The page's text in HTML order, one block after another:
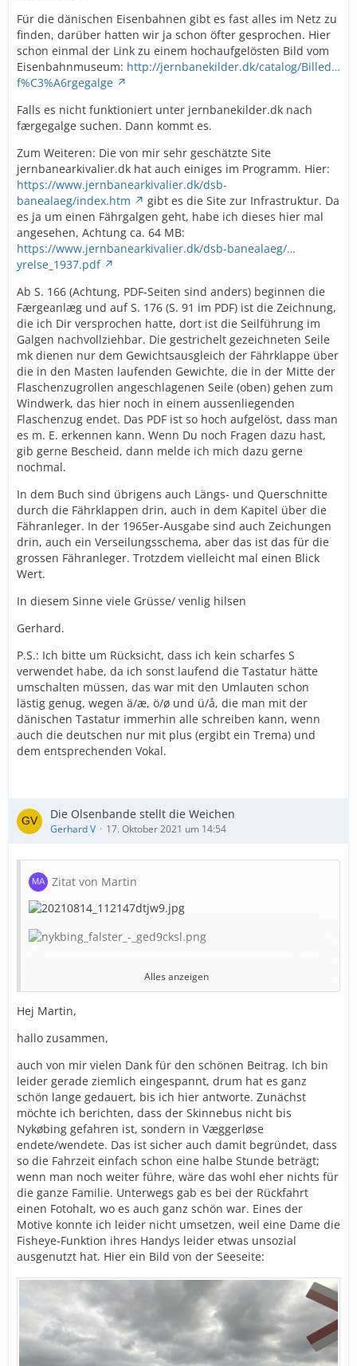
Für die dänischen Eisenbahnen gibt es fast alles im Netz zu
finden, darüber hatten wir ja schon öfter gesprochen. Hier
schon einmal der Link zu einem hochaufgelösten Bild vom
Eisenbahnmuseum: http://jernbanekilder.dk/catalog/Billed…
f%C3%A6rgegalge
Falls es nicht funktioniert unter jernbanekilder.dk nach
færgegalge suchen. Dann kommt es.
Zum Weiteren: Die von mir sehr geschätzte Site
jernbanearkivalier.dk hat auch einiges im Programm. Hier:
https://www.jernbanearkivalier.dk/dsb-
banealaeg/index.htm
gibt es die Site zur Infrastruktur. Da
es ja um einen Fährgalgen geht, habe ich dieses hier mal
angesehen, Achtung ca. 64 MB:
https://www.jernbanearkivalier.dk/dsb-banealaeg/…
yrelse_1937.pdf
Ab S. 166 (Achtung, PDF-Seiten sind anders) beginnen die
Færgeanlæg und auf S. 176 (S. 91 im PDF) ist die Zeichnung,
die ich Dir versprochen hatte, dort ist die Seilführung im
Galgen nachvollziehbar. Die gestrichelt gezeichneten Seile
mk dienen nur dem Gewichtsausgleich der Fährklappe über
die in den Masten laufenden Gewichte, die in der Mitte der
Flaschenzugrollen angeschlagenen Seile (oben) gehen zum
Windwerk, das hier noch in einem aussenliegenden
Flaschenzug endet. Das PDF ist so hoch aufgelöst, dass man
es m. E. erkennen kann. Wenn Du noch Fragen dazu hast,
gib gerne Bescheid, dann melde ich mich dazu gerne
nochmal.
In dem Buch sind übrigens auch Längs- und Querschnitte
durch die Fährklappen drin, auch in dem Kapitel über die
Fähranleger. In der 1965er-Ausgabe sind auch Zeichungen
drin, auch ein Verseilungsschema, aber das ist das für die
grossen Fähranleger. Trotzdem vielleicht mal einen Blick
Wert.
In diesem Sinne viele Grüsse/ venlig hilsen
Gerhard.
P.S.: Ich bitte um Rücksicht, dass ich kein scharfes S
verwendet habe, da ich sonst laufend die Tastatur hätte
umschalten müssen, das war mit den Umlauten schon
lästig genug, wegen ä/æ, ö/ø und ü/å, die man mit der
dänischen Tastatur immerhin alle schreiben kann, wenn
auch die deutschen nur mit plus (ergibt ein Trema) und
dem entsprechenden Vokal.
Die Olsenbande stellt die Weichen
Gerhard V 17. Oktober 2021 um 14:54
Zitat von Martin
Gerhard V Du warst ein paar Tage vor uns dort und
bist auch mit dem
du noch ein paar Bilder von der Strecke beisteuern .
Martin
Alles anzeigen
Hej Martin,
hallo zusammen,
auch von mir vielen Dank für den schönen Beitrag. Ich bin
leider gerade ziemlich eingespannt, drum hat es ganz
schön lange gedauert, bis ich hier antworte. Zunächst
möchte ich berichten, dass der Skinnebus nicht bis
Nykøbing gefahren ist, sondern in Væggerløse
endete/wendete. Das ist sicher auch damit begründet, dass
so die Fahrzeit einfach schon eine halbe Stunde beträgt;
wenn man noch weiter führe, wäre das wohl eher nichts für
die ganze Familie. Unterwegs gab es bei der Rückfahrt
einen Fotohalt, wo es auch ganz schön war. Eines der
Motive konnte ich leider nicht umsetzen, weil eine Dame die
Fisheye-Funktion ihres Handys leider etwas unsozial
ausgenutzt hat. Hier ein Bild von der Seeseite: